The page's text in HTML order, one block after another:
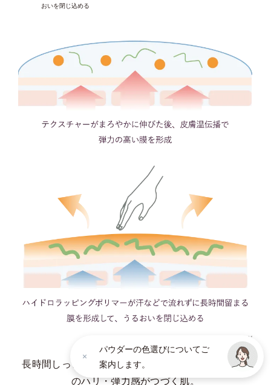
肌がうるおいでたっぷりと満たされたような、ピン
としたハリのある後肌。
*3 角層まで
*4 リピジュア®-NRを含む、角層にうるおいを与えふっくらと整える複合成分（２－
メタクリロイルオキシエチルホスホリルコリン・メタクリル酸ステアリル共重合体
（リピジュアは、日油株式会社の登録商標です。）、ＢＧ、濃グリセリン、グリセリ
ンエチルヘキシルエーテル）
*5 満ちたうるおいを留め、透明感のある肌を持続させる保湿成分（エイコサン二酸／
テトラデカン二酸）デカグリセリル液）
*6 うるおいによる
おいを閉じ込める
* イメージ
長時間しっとりとしたうるおい膜で守られ、上向き
のハリ・弾力感がつづく肌。
パウダーの色選びについてご
案内します。